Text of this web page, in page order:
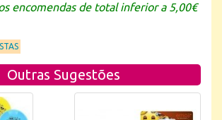
encomendas de total inferior a 5,00€
Outras Sugestões